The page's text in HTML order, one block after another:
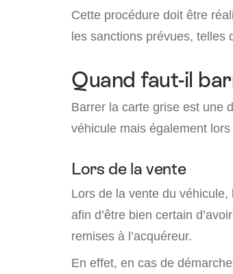
Cette procédure doit être
les sanctions prévues, telles
Quand faut-il
Barrer la carte grise est une
véhicule mais également
Lors de la vente
Lors de la vente du véhicule,
afin d’être bien certain
remises à l’acquéreur.
En effet, en cas de